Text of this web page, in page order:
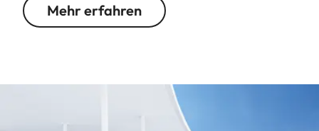
Mehr erfahren